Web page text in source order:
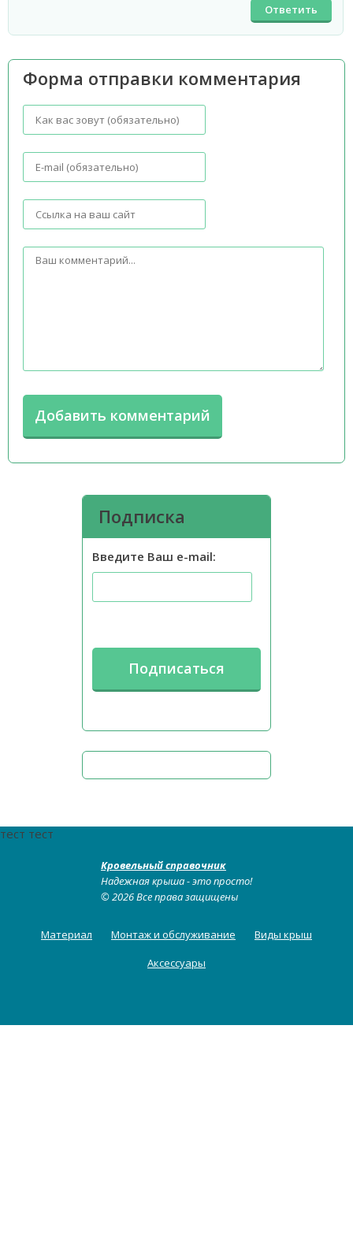
Ответить
Форма отправки комментария
Подписка
Введите Ваш e-mail:
тест тест
Кровельный справочник
Надежная крыша - это просто!
© 2026 Все права защищены
Материал Монтаж и обслуживание
Виды крыш
Аксессуары